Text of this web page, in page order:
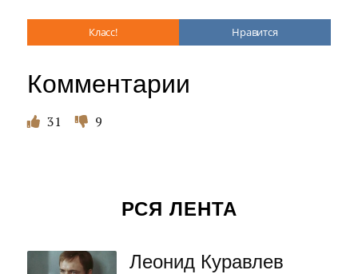
Класс! Нравится
Комментарии
31 9
РСЯ ЛЕНТА
Леонид Куравлев